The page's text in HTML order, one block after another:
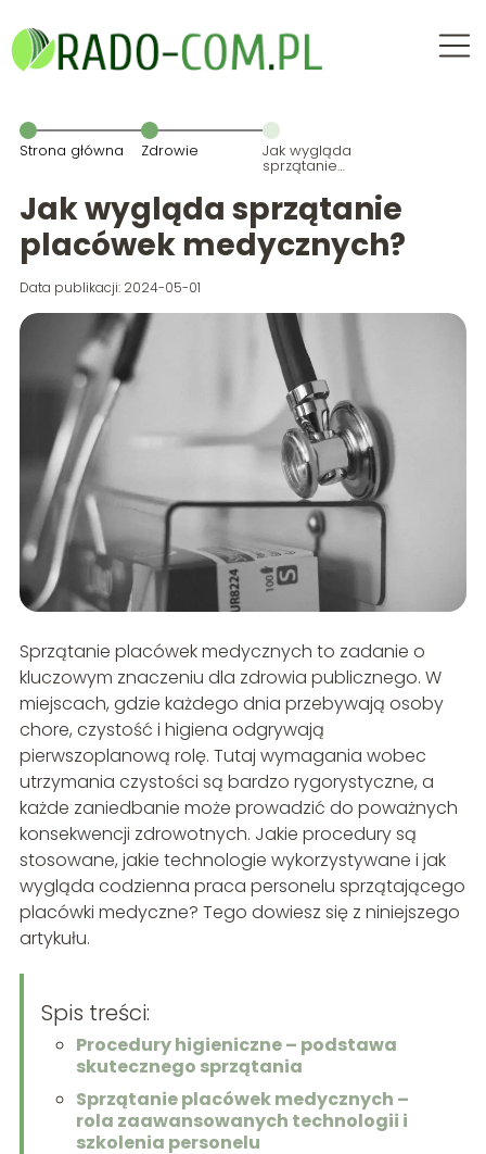
Strona główna Zdrowie Jak wygląda
sprzątanie
medycznych?
Jak wygląda sprzątanie
placówek medycznych?
Data publikacji: 2024-05-01
Sprzątanie placówek medycznych to zadanie o
kluczowym znaczeniu dla zdrowia publicznego. W
miejscach, gdzie każdego dnia przebywają osoby
chore, czystość i higiena odgrywają
pierwszoplanową rolę. Tutaj wymagania wobec
utrzymania czystości są bardzo rygorystyczne, a
każde zaniedbanie może prowadzić do poważnych
konsekwencji zdrowotnych. Jakie procedury są
stosowane, jakie technologie wykorzystywane i jak
wygląda codzienna praca personelu sprzątającego
placówki medyczne? Tego dowiesz się z niniejszego
artykułu.
Spis treści:
Procedury higieniczne – podstawa
skutecznego sprzątania
Sprzątanie placówek medycznych –
rola zaawansowanych technologii i
szkolenia personelu